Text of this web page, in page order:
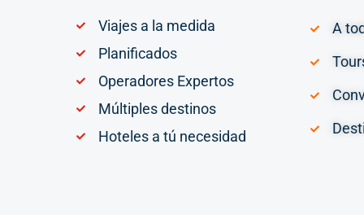
Viajes a la medida
Planificados
Operadores Expertos
Múltiples destinos
Hoteles a tú necesidad
A